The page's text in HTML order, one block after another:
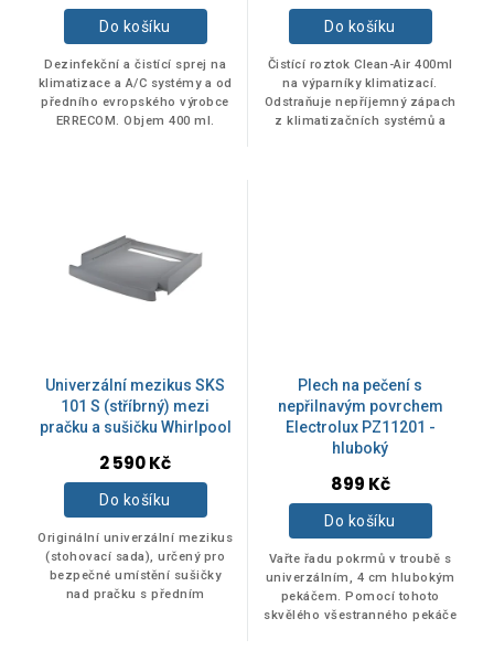
BEKO 5
De Longhi 1
Errecom 6
PHILCO 20
Sharp 1
produktu
je
5,0
z
5
hvězdiček.
Do košíku
Dezinfekční a čistící sprej na
klimatizace a A/C systémy a od
předního evropského výrobce
ERRECOM. Objem 400 ml.
produktu
je
5,0
z
5
hvězdiček.
Do košíku
Čistící roztok Clean-Air 400ml
na výparníky klimatizací.
Odstraňuje nepříjemný zápach
z klimatizačních systémů a
Univerzální mezikus SKS
101 S (stříbrný) mezi
pračku a sušičku Whirlpool
2 590 Kč
Do košíku
Originální univerzální mezikus
(stohovací sada), určený pro
bezpečné umístění sušičky
nad pračku s předním
Plech na pečení s
nepřilnavým povrchem
Electrolux PZ11201 -
hluboký
899 Kč
Do košíku
Vařte řadu pokrmů v troubě s
univerzálním, 4 cm hlubokým
pekáčem. Pomocí tohoto
skvělého všestranného pekáče